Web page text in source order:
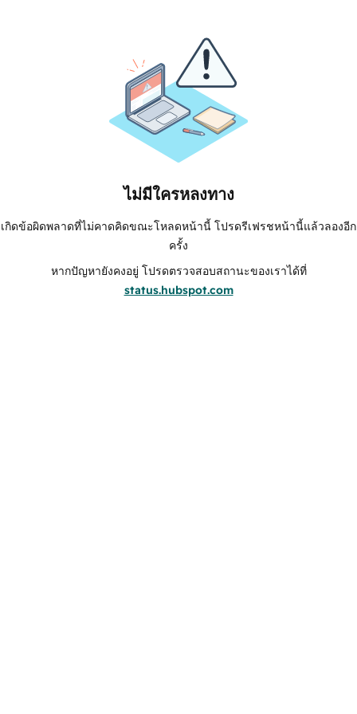
ไม่มีใครหลงทาง
เกิดข้อผิดพลาดที่ไม่คาดคิดขณะโหลดหน้านี้ โปรดรีเฟรชหน้านี้แล้วลองอีก
ครั้ง
หากปัญหายังคงอยู่ โปรดตรวจสอบสถานะของเราได้ที่
status.hubspot.com